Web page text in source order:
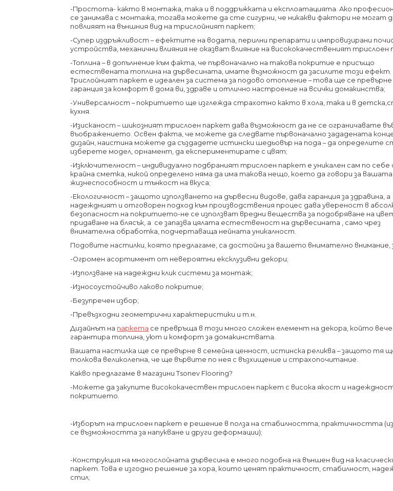
-Простота- както в монтажа, така и в поддръжката и експлоатацията. Ако
се занимава с монтажа, тогава можете да сте сигурни, че никакви фактори не могат
повлияят на външния вид на трислойният паркет;
-Супер издръжливост – ефектите на водата, перилни препарати и импровизирани
устройства, механични влияния не оказват влияние на висококачественият трислоен
-Топлина – в допълнение към факта, че първоначално на такова покритие е присъщо
естествената топлина на дървесината, имате възможност да засилите този ефект.
Трислойният паркет е идеален за система за подово отопление – това ще се превърне
гаранция за комфорт в дома ви, здраве и отлично настроение на всички домакинства;
-Универсалност – покритието ще изглежда страхотно както в хола, така и в
кухня.
-Изисканост – шикозният трислоен паркет дава възможност да не се ограничавате
въображението. Освен факта, че можете да следвате първоначално зададената
дизайн, наистина можете да създадете истински шедьовър на пода – да определите
изберете модел, орнамент, да експериментирате с цвят;
-Изключителност – индивидуално подбраният трислоен паркет е уникален сам по себе
крайна сметка, никой определено няма да има такова нещо, което да говори за вашата
жизнеспособност и тънкост на вкуса;
-Екологичност – защото използването на дървесни видове, дава гаранция за здравина, а
надеждният и отговорен подход към производствения процес дава увереност в
безопасност на покритието-не се използват вредни вещества за подобряване на
придаване на блясък, а се запазва цялата естественост на дървесината , само чрез
внимателна обработка, подчертаваща нейната уникалност.
Подовите настилки, която предлагаме, са достойни за вашето внимателно
-Огромен асортимент от невероятни ексклузивни декори;
-Използване на надеждни клик системи за монтаж;
-Износоустойчиво лаково покритие;
-Безупречен избор;
-Превъзходни геометрични характеристики и т.н.
Дизайнът на паркета се превръща в този много сложен елемент на декора, който
гарантира топлина, уют и комфорт за домакинствата.
Вашата настилка ще се превърне в семейна ценност, истинска реликва – защото тя
толкова великолепна, че ще вървите по нея с възхищение и страхопочитание.
Какво предлагаме в магазини Tsonev Flooring?
-Можете да закупите висококачествен трислоен паркет с висока якост и
покритието.
-Изборът на трислоен паркет е решение в полза на стабилността, практичността
се възможността за напукване и други деформации);
-Конструкция на многослойната дървесина е много подобна на външен вид на
паркет. Това е изгодно решение за хора, които ценят практичност, стабилност,
стил;